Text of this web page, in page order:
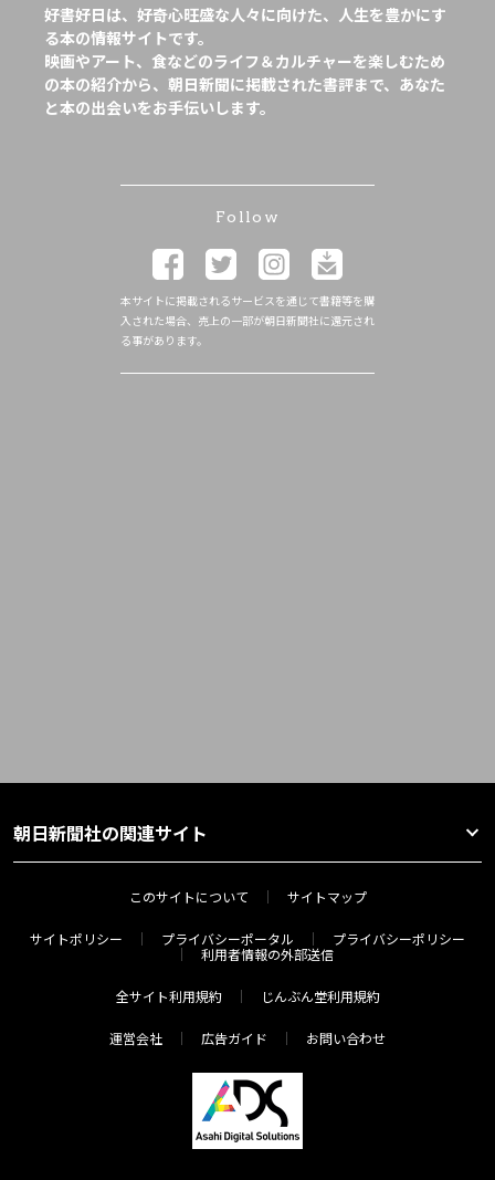
好書好日は、好奇心旺盛な人々に向けた、人生を豊かにす
る本の情報サイトです。
映画やアート、食などのライフ＆カルチャーを楽しむため
の本の紹介から、朝日新聞に掲載された書評まで、あなた
と本の出会いをお手伝いします。
Follow
本サイトに掲載されるサービスを通じて書籍等を購
入された場合、売上の一部が朝日新聞社に還元され
る事があります。
朝日新聞社の関連サイト
このサイトについて サイトマップ
サイトポリシー プライバシーポータル
プライバシーポリシー
利用者情報の外部送信
全サイト利用規約 じんぶん堂利用規約
運営会社 広告ガイド お問い合わせ